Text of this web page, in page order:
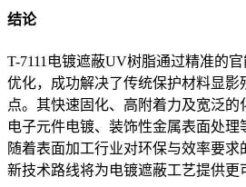
结论
T-7111电镀遮蔽UV树脂通过精准的
优化，成功解决了传统保护材料显影
点。其快速固化、高附着力及宽泛的
电子元件电镀、装饰性金属表面处理
随着表面加工行业对环保与效率要求
新技术路线将为电镀遮蔽工艺提供更